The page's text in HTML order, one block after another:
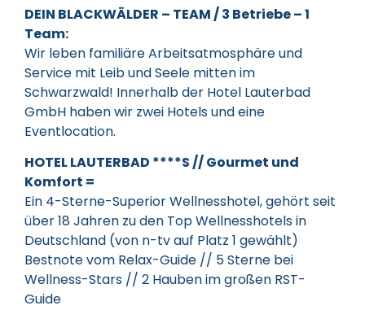
DEIN BLACKWÄLDER – TEAM / 3 Betriebe – 1
Team:
Wir leben familiäre Arbeitsatmosphäre und
Service mit Leib und Seele mitten im
Schwarzwald! Innerhalb der Hotel Lauterbad
GmbH haben wir zwei Hotels und eine
Eventlocation.
HOTEL LAUTERBAD ****S // Gourmet und
Komfort =
Ein 4-Sterne-Superior Wellnesshotel, gehört seit
über 18 Jahren zu den Top Wellnesshotels in
Deutschland (von n-tv auf Platz 1 gewählt)
Bestnote vom Relax-Guide // 5 Sterne bei
Wellness-Stars // 2 Hauben im großen RST-
Guide